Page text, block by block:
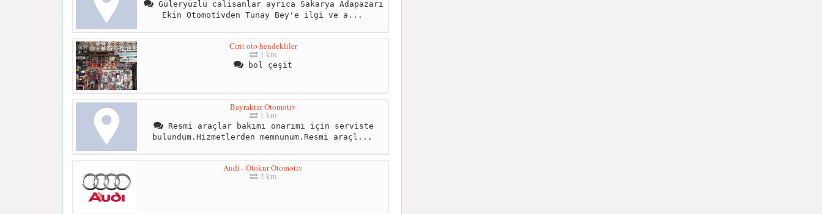
Güleryüzlü calisanlar ayrıca Sakarya Adapazarı
Ekin Otomotivden Tunay Bey'e ilgi ve a...
Cirit oto hendekliler
1 km
bol çeşit
Bayraktar Otomotiv
1 km
Resmi araçlar bakımı onarımı için serviste
bulundum.Hizmetlerden memnunum.Resmi araçl...
Audi - Otokur Otomotiv
2 km